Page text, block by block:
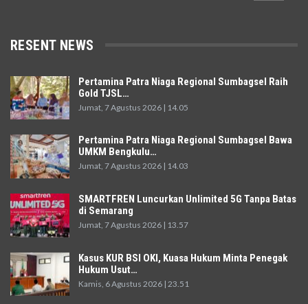
RESENT NEWS
Pertamina Patra Niaga Regional Sumbagsel Raih
Gold TJSL…
Jumat, 7 Agustus 2026 | 14.05
Pertamina Patra Niaga Regional Sumbagsel Bawa
UMKM Bengkulu…
Jumat, 7 Agustus 2026 | 14.03
SMARTFREN Luncurkan Unlimited 5G Tanpa Batas
di Semarang
Jumat, 7 Agustus 2026 | 13.57
Kasus KUR BSI OKI, Kuasa Hukum Minta Penegak
Hukum Usut…
Kamis, 6 Agustus 2026 | 23.51